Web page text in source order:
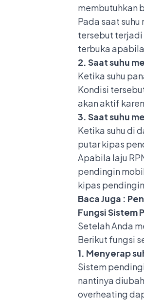
membutuhkan
Pada saat
tersebut terjadi
terbuka
2. Saat suhu
Ketika suhu
Kondisi
akan aktif
3. Saat suhu
Ketika suhu di
putar kipas
Apabila laju
pendingin
kipas
Baca Juga :
Fungsi Sistem
Setelah Anda
Berikut fungsi
1. Menyerap
Sistem
nantinya
overheating